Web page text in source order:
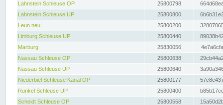
Lahnstein Schleuse OP
25800798
Lahnstein Schleuse UP
25800800
Leun neu
25800200
Limburg Schleuse UP
25800440
Marburg
25830056
Nassau Schleuse OP
25800638
Nassau Schleuse UP
25800640
Niederbiel Schleuse Kanal OP
25800177
Runkel Schleuse UP
25800400
Scheidt Schleuse OP
25800558